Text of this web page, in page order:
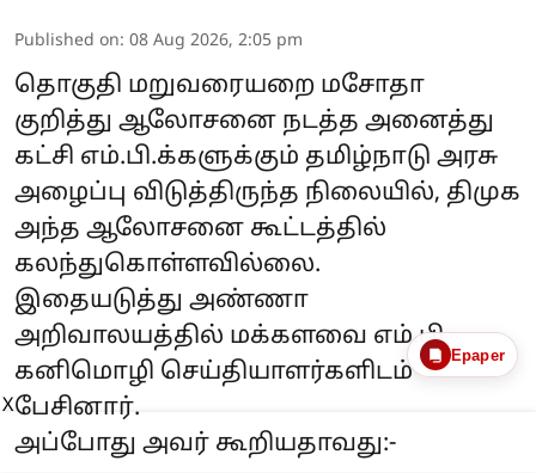
Published on: 08 Aug 2026, 2:05 pm
தொகுதி மறுவரையறை மசோதா
குறித்து ஆலோசனை நடத்த அனைத்து
கட்சி எம்.பி.க்களுக்கும் தமிழ்நாடு அரசு
அழைப்பு விடுத்திருந்த நிலையில், திமுக
அந்த ஆலோசனை கூட்டத்தில்
கலந்துகொள்ளவில்லை.
இதையடுத்து அண்ணா
அறிவாலயத்தில் மக்களவை எம்.பி
கனிமொழி செய்தியாளர்களிடம்
பேசினார்.
அப்போது அவர் கூறியதாவது:-
Epaper
X